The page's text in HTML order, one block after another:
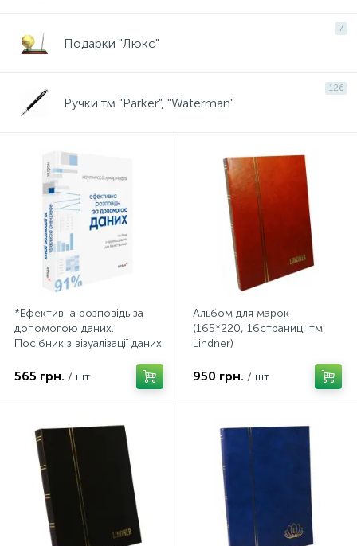
7
Подарки "Люкс"
126
Ручки тм "Parker", "Waterman"
*Ефективна розповідь за
допомогою даних.
Посібник з візуалізації даних
(ArtHuss)
565 грн. / шт
Альбом для марок
(165*220, 16страниц, тм
Lindner)
950 грн. / шт